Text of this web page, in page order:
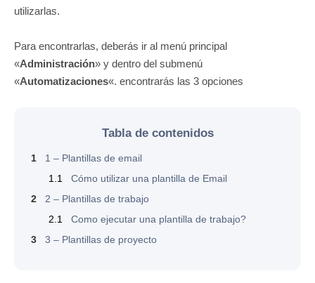
utilizarlas.
Para encontrarlas, deberás ir al menú principal
«Administración» y dentro del submenú
«Automatizaciones«. encontrarás las 3 opciones
Tabla de contenidos
1
1 – Plantillas de email
1.1
Cómo utilizar una plantilla de Email
2
2 – Plantillas de trabajo
2.1
Como ejecutar una plantilla de trabajo?
3
3 – Plantillas de proyecto